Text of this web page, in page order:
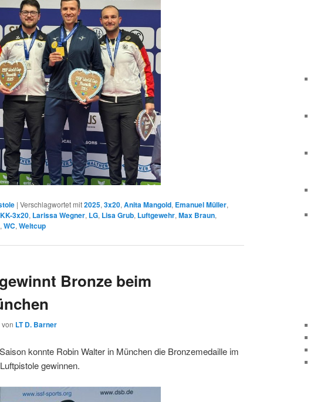
| Verschlagwortet mit2025, 3x20, Anita Mangold, Emanuel Müller,
KK-3x20, Larissa Wegner, LG, Lisa Grub, Luftgewehr, Max Braun,
, WC, Weltcup
Bronze beim
von LT D. Barner
konnte Robin Walter in München die Bronzemedaille im
gewinnen.